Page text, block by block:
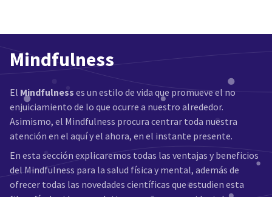
Mindfulness
El Mindfulness es un estilo de vida que promueve el no
enjuiciamiento de lo que ocurre a nuestro alrededor.
Asimismo, el Mindfulness procura centrar toda nuestra
atención en el aquí y el ahora, en el instante presente.
En esta sección explicaremos todas las ventajas y beneficios
del Mindfulness para la salud física y mental, además de
ofrecer todas las novedades científicas que estudien esta